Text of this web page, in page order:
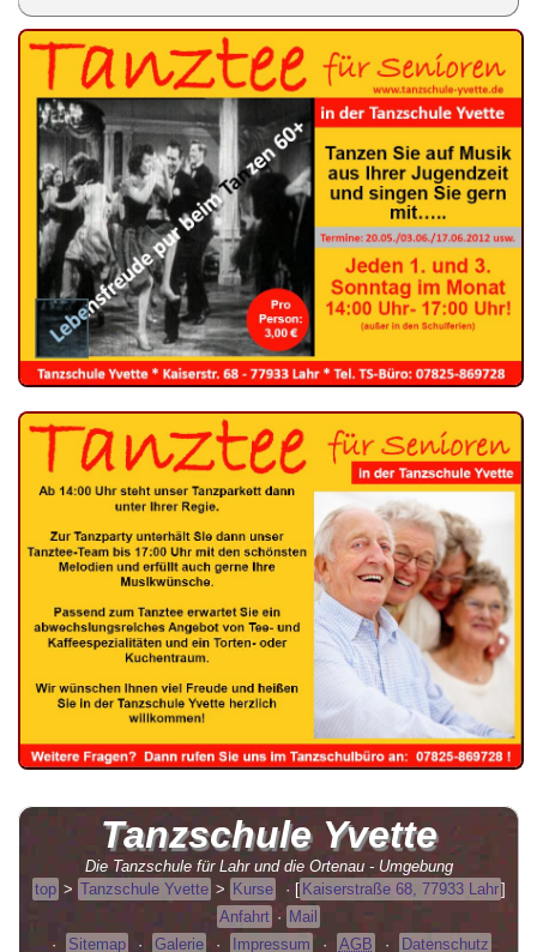
Tanzschule Yvette
Die Tanzschule für Lahr und die Ortenau - Umgebung
top > Tanzschule Yvette > Kurse · [ Kaiserstraße 68, 77933 Lahr]
Anfahrt · Mail
·
Sitemap · Galerie · Impressum · AGB · Datenschutz